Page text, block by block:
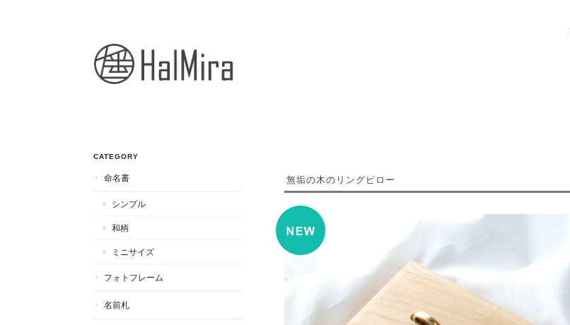
無垢の木のリングピロー
CATEGORY
命名書
シンプル
和柄
ミニサイズ
フォトフレーム
名前札